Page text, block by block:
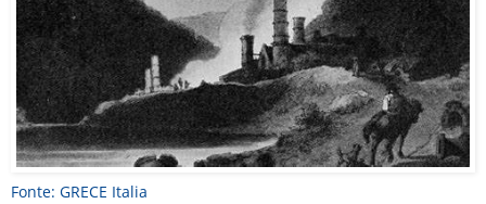
Fonte: GRECE Italia